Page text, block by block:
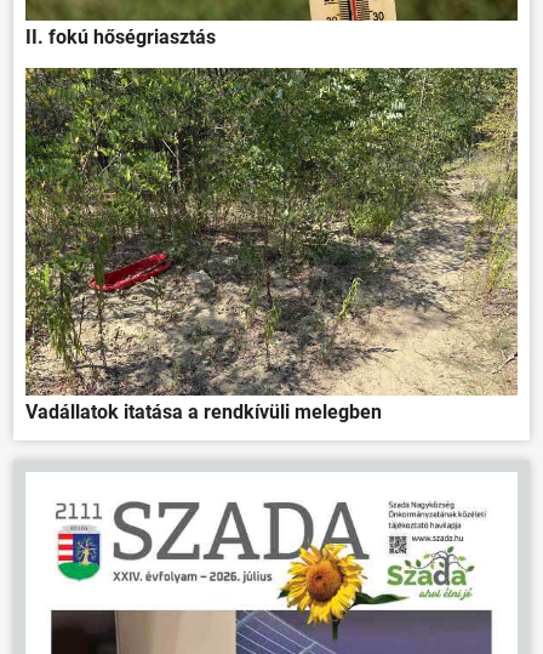
II. fokú hőségriasztás
Vadállatok itatása a rendkívüli melegben